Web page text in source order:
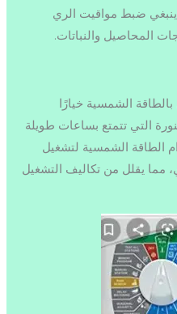
ضبط مواقيت الري
المحاصيل والنباتات.
الشمسية خيارًا
التي تتمتع بساعات طويلة
الطاقة الشمسية لتشغيل
مما يقلل من تكاليف التشغيل